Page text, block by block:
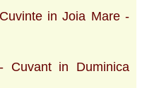
in Joia Mare -
Cuvant in Duminica